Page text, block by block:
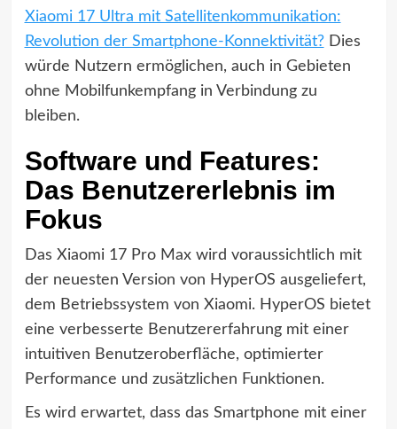
Xiaomi 17 Ultra mit Satellitenkommunikation:
Revolution der Smartphone-Konnektivität?Dies
würde Nutzern ermöglichen, auch in Gebieten
ohne Mobilfunkempfang in Verbindung zu
bleiben.
Software und Features:
Das Benutzererlebnis im
Fokus
Das Xiaomi 17 Pro Max wird voraussichtlich mit
der neuesten Version von HyperOS ausgeliefert,
dem Betriebssystem von Xiaomi. HyperOS bietet
eine verbesserte Benutzererfahrung mit einer
intuitiven Benutzeroberfläche, optimierter
Performance und zusätzlichen Funktionen.
Es wird erwartet, dass das Smartphone mit einer